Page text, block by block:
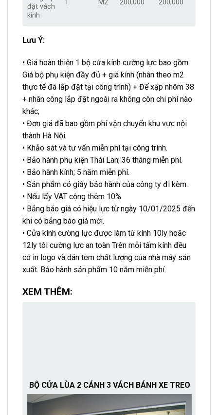
đặt vách
kính
1 M2 200,000 200,000
Lưu Ý:
• Giá hoàn thiện 1 bộ cửa kính cường lực bao gồm:
Giá bộ phụ kiện đầy đủ + giá kính (nhân theo m2
thực tế đã lắp đặt tại công trình) + Đế xập nhôm 38
+ nhân công lắp đặt ngoài ra không còn chi phí nào
khác;
• Đơn giá đã bao gồm phí vận chuyển khu vực nội
thành Hà Nội.
• Khảo sát và tư vấn miễn phí tại công trình.
• Bảo hành phụ kiện Thái Lan; 36 tháng miễn phí.
• Bảo hành kính; 5 năm miễn phí.
• Sản phẩm có giấy bảo hành của công ty đi kèm.
• Nếu lấy VAT cộng thêm 10%
• Bảng báo giá có hiệu lực từ ngày 10/01/2025 đến
khi có bảng báo giá mới.
• Cửa kính cường lực được làm từ kính 10ly hoăc
12ly tôi cường lực an toàn Trên mỗi tấm kính đều
có in logo và dán tem chất lượng của nhà máy sản
xuất. Bảo hành sản phẩm 10 năm miễn phí.
XEM THÊM:
BỘ CỬA LÙA 2 CÁNH 3 VÁCH BÁNH XE TREO